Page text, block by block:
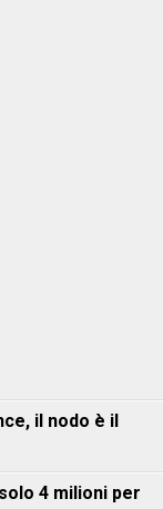
il nodo è il
4 milioni per